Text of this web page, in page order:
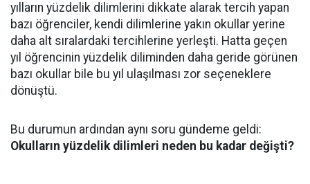
yılların yüzdelik dilimlerini dikkate alarak tercih yapan
bazı öğrenciler, kendi dilimlerine yakın okullar yerine
daha alt sıralardaki tercihlerine yerleşti. Hatta geçen
yıl öğrencinin yüzdelik diliminden daha geride görünen
bazı okullar bile bu yıl ulaşılması zor seçeneklere
dönüştü.
Bu durumun ardından aynı soru gündeme geldi:
Okulların yüzdelik dilimleri neden bu kadar değişti?